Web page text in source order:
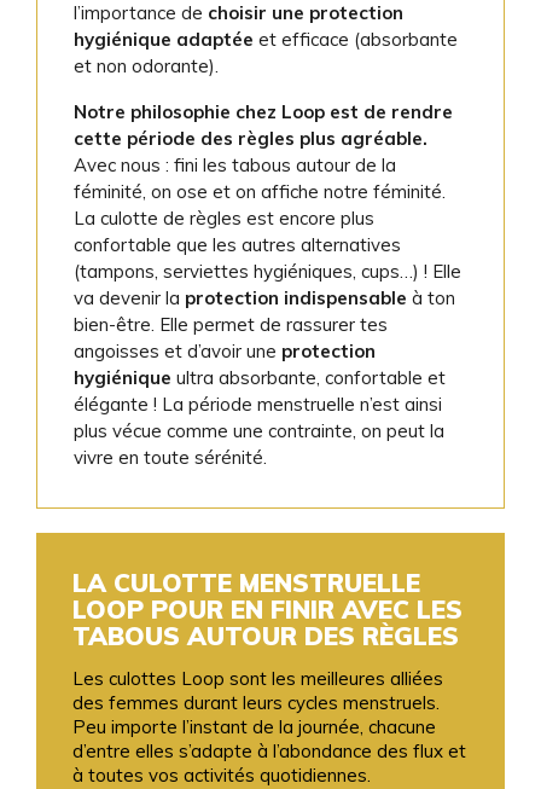
l’importance de choisir une protection
hygiénique adaptée et efficace (absorbante
et non odorante).
Notre philosophie chez Loop est de rendre
cette période des règles plus agréable.
Avec nous : fini les tabous autour de la
féminité, on ose et on affiche notre féminité.
La culotte de règles est encore plus
confortable que les autres alternatives
(tampons, serviettes hygiéniques, cups…) ! Elle
va devenir la protection indispensable à ton
bien-être. Elle permet de rassurer tes
angoisses et d’avoir une protection
hygiénique ultra absorbante, confortable et
élégante ! La période menstruelle n’est ainsi
plus vécue comme une contrainte, on peut la
vivre en toute sérénité.
LA CULOTTE MENSTRUELLE
LOOP POUR EN FINIR AVEC LES
TABOUS AUTOUR DES RÈGLES
Les culottes Loop sont les meilleures alliées
des femmes durant leurs cycles menstruels.
Peu importe l’instant de la journée, chacune
d’entre elles s’adapte à l’abondance des flux et
à toutes vos activités quotidiennes.